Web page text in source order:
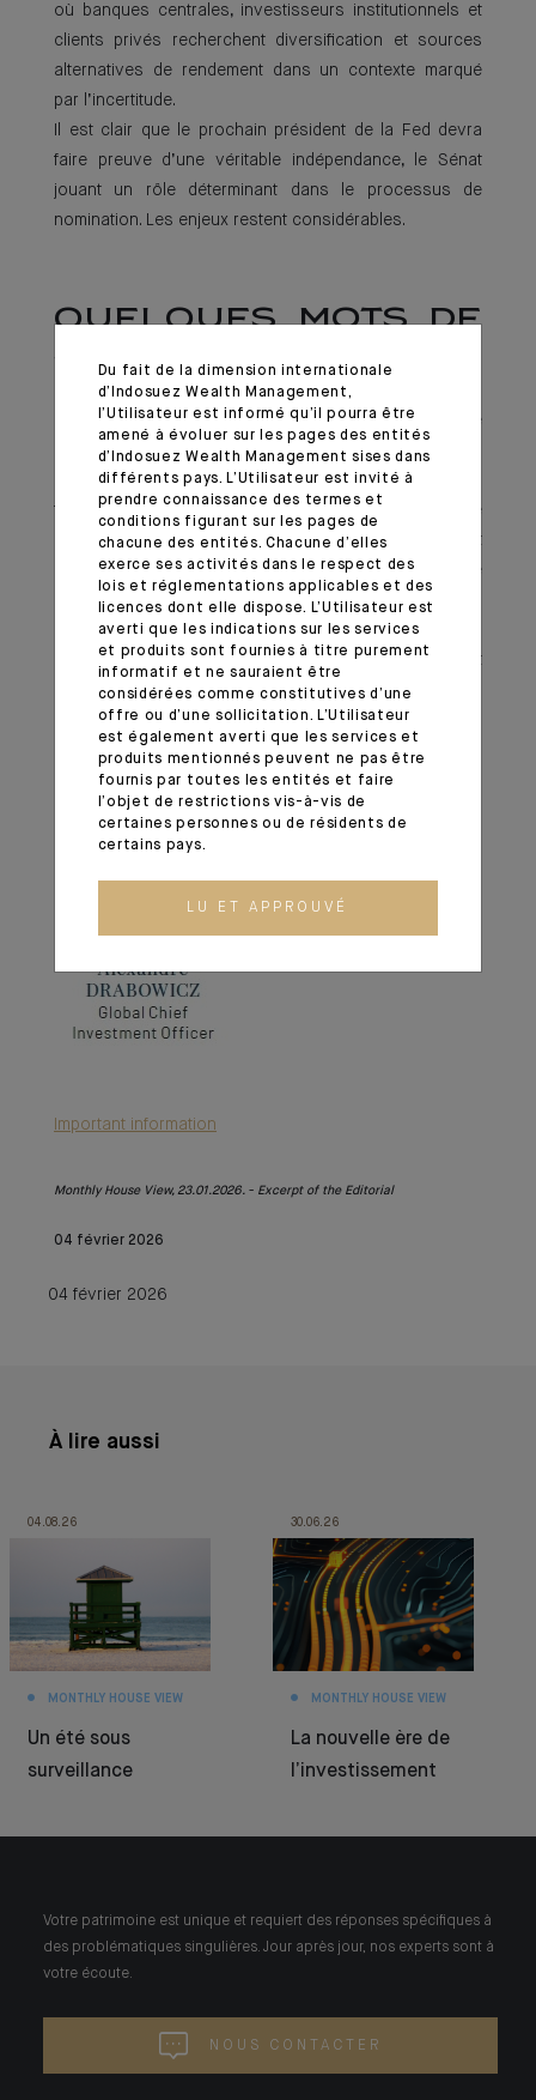
où banques centrales, investisseurs institutionnels et
clients privés recherchent diversification et sources
alternatives de rendement dans un contexte marqué
par l’incertitude.
Il est clair que le prochain président de la Fed devra
faire preuve d’une véritable indépendance, le Sénat
jouant un rôle déterminant dans le processus de
nomination. Les enjeux restent considérables.
QUELQUES MOTS DE
SAGESSE
De retour d’Asie, un maître de Feng Shui m’a rappelé
lors de notre présentationGlobal Outlook 2026
l’année du Cheval de feu symbolise l’audace, la
transformation et l’innovation. C’est une période
propice pour saisir les opportunités, mais il convient
également d’éviter les décisions impulsives. La réussite
exigera de la clarté, une planification rigoureuse et des
conseils avisés. Dans un monde en perpétuel
changement : « Restez ancré, demeurez flexible et
gardez une vision à long terme » — notamment en
matière d’investissements.
Important information
Monthly House View, 23.01.2026. - Excerpt of the Editorial
04 février 2026
04 février 2026
À lire aussi
04.08.26
MONTHLY HOUSE VIEW
Un été sous
surveillance
30.06.26
MONTHLY HOUSE VIEW
La nouvelle ère de
l’investissement
Votre patrimoine est unique et requiert des réponses spécifiques à
des problématiques singulières. Jour après jour, nos experts sont à
votre écoute.
NOUS CONTACTER
Du fait de la dimension internationale
d’Indosuez Wealth Management,
l’Utilisateur est informé qu’il pourra être
amené à évoluer sur les pages des entités
d’Indosuez Wealth Management sises dans
différents pays. L’Utilisateur est invité à
prendre connaissance des termes et
conditions figurant sur les pages de
chacune des entités. Chacune d’elles
exerce ses activités dans le respect des
lois et réglementations applicables et des
licences dont elle dispose. L’Utilisateur est
averti que les indications sur les services
et produits sont fournies à titre purement
informatif et ne sauraient être
considérées comme constitutives d’une
offre ou d’une sollicitation. L’Utilisateur
est également averti que les services et
produits mentionnés peuvent ne pas être
fournis par toutes les entités et faire
l’objet de restrictions vis-à-vis de
certaines personnes ou de résidents de
certains pays.
LU ET APPROUVÉ